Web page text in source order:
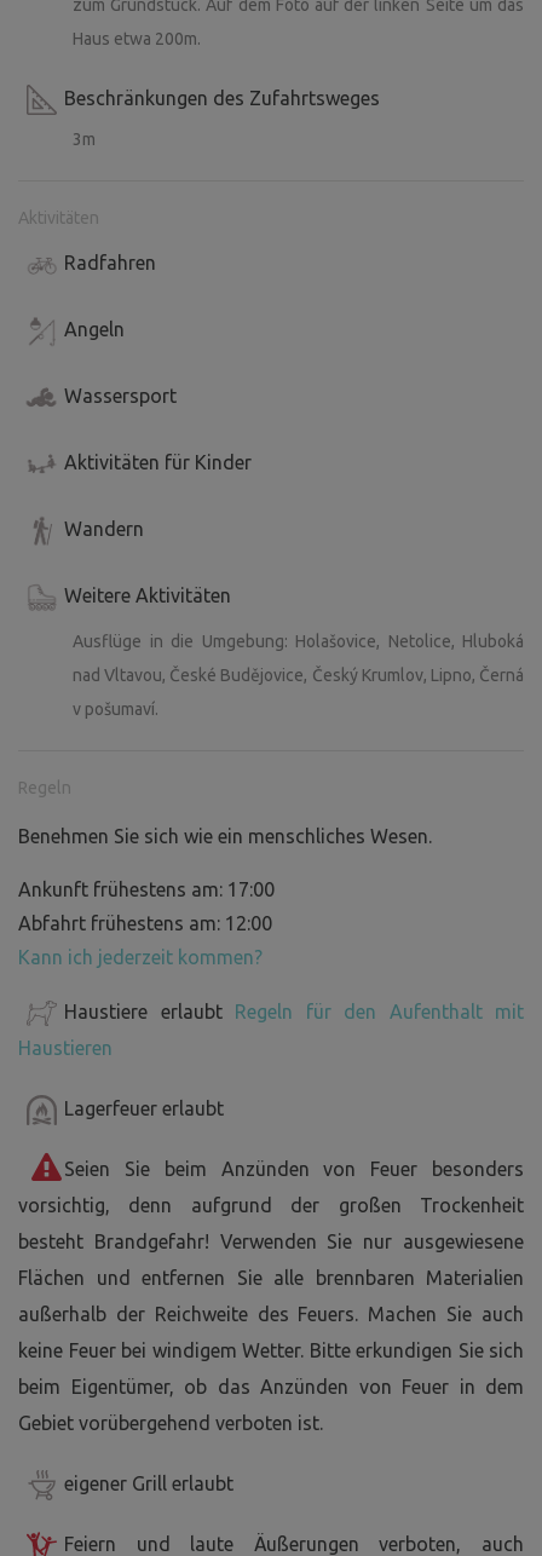
zum Grundstück. Auf dem Foto auf der linken Seite um das
Haus etwa 200m.
Beschränkungen des Zufahrtsweges
3m
Aktivitäten
Radfahren
Angeln
Wassersport
Aktivitäten für Kinder
Wandern
Weitere Aktivitäten
Ausflüge in die Umgebung: Holašovice, Netolice, Hluboká
nad Vltavou, České Budějovice, Český Krumlov, Lipno, Černá
v pošumaví.
Regeln
Benehmen Sie sich wie ein menschliches Wesen.
Ankunft frühestens am: 17:00
Abfahrt frühestens am: 12:00
Kann ich jederzeit kommen?
Haustiere erlaubt Regeln für den Aufenthalt mit
Haustieren
Lagerfeuer erlaubt
Seien Sie beim Anzünden von Feuer besonders
vorsichtig, denn aufgrund der großen Trockenheit
besteht Brandgefahr! Verwenden Sie nur ausgewiesene
Flächen und entfernen Sie alle brennbaren Materialien
außerhalb der Reichweite des Feuers. Machen Sie auch
keine Feuer bei windigem Wetter. Bitte erkundigen Sie sich
beim Eigentümer, ob das Anzünden von Feuer in dem
Gebiet vorübergehend verboten ist.
eigener Grill erlaubt
Feiern und laute Äußerungen verboten, auch